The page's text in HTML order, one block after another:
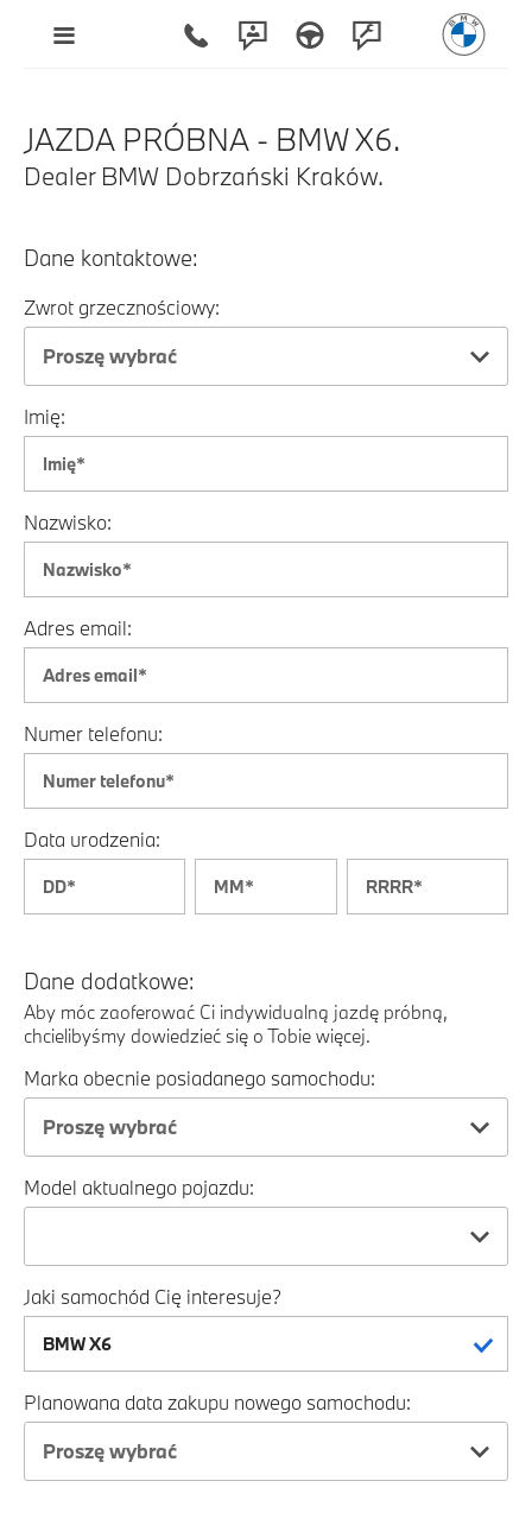
JAZDA PRÓBNA - BMW X6.
Dealer BMW Dobrzański Kraków.
Dane kontaktowe:
Zwrot grzecznościowy:
Proszę wybrać
Imię:
Nazwisko:
Adres email:
Numer telefonu:
Data urodzenia:
Dane dodatkowe:
Aby móc zaoferować Ci indywidualną jazdę próbną,
chcielibyśmy dowiedzieć się o Tobie więcej.
Marka obecnie posiadanego samochodu:
Proszę wybrać
Model aktualnego pojazdu:
Jaki samochód Cię interesuje?
Planowana data zakupu nowego samochodu:
Proszę wybrać